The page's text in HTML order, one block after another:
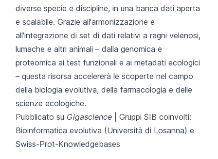
diverse specie e discipline, in una banca dati aperta
e scalabile. Grazie all'armonizzazione e
all'integrazione di set di dati relativi a ragni velenosi,
lumache e altri animali – dalla genomica e
proteomica ai test funzionali e ai metadati ecologici
– questa risorsa accelererà le scoperte nel campo
della biologia evolutiva, della farmacologia e delle
scienze ecologiche.
Pubblicato su Gigascience | Gruppi SIB coinvolti:
Bioinformatica evolutiva (Università di Losanna) e
Swiss-Prot-Knowledgebases